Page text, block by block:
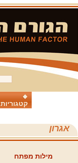
קטגוריות
אגרון
מילות מפתח